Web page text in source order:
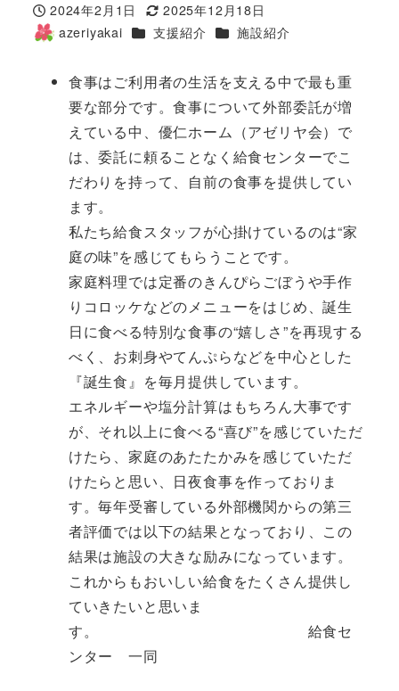
投稿日
2024年2月1日
更新日
2025年12月18日
著
azeriyakai カテゴリー
支援紹介 カテゴリー
施設紹介
食事はご利用者の生活を支える中で最も重
要な部分です。食事について外部委託が増
えている中、優仁ホーム（アゼリヤ会）で
は、委託に頼ることなく給食センターでこ
だわりを持って、自前の食事を提供してい
ます。
私たち給食スタッフが心掛けているのは“家
庭の味”を感じてもらうことです。
家庭料理では定番のきんぴらごぼうや手作
りコロッケなどのメニューをはじめ、誕生
日に食べる特別な食事の“嬉しさ”を再現する
べく、お刺身やてんぷらなどを中心とした
『誕生食』を毎月提供しています。
エネルギーや塩分計算はもちろん大事です
が、それ以上に食べる“喜び”を感じていただ
けたら、家庭のあたたかみを感じていただ
けたらと思い、日夜食事を作っておりま
す。毎年受審している外部機関からの第三
者評価では以下の結果となっており、この
結果は施設の大きな励みになっています。
これからもおいしい給食をたくさん提供し
ていきたいと思いま
す。 給食セ
ンター 一同